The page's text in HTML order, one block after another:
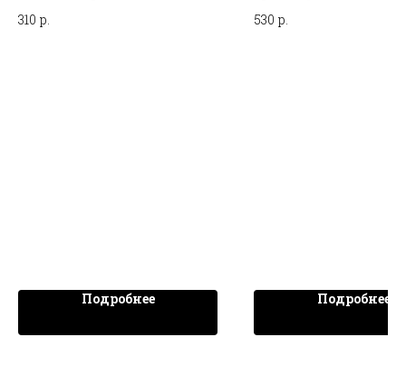
310 р.
Подробнее
ТАЙГИ
530 р.
Подробнее